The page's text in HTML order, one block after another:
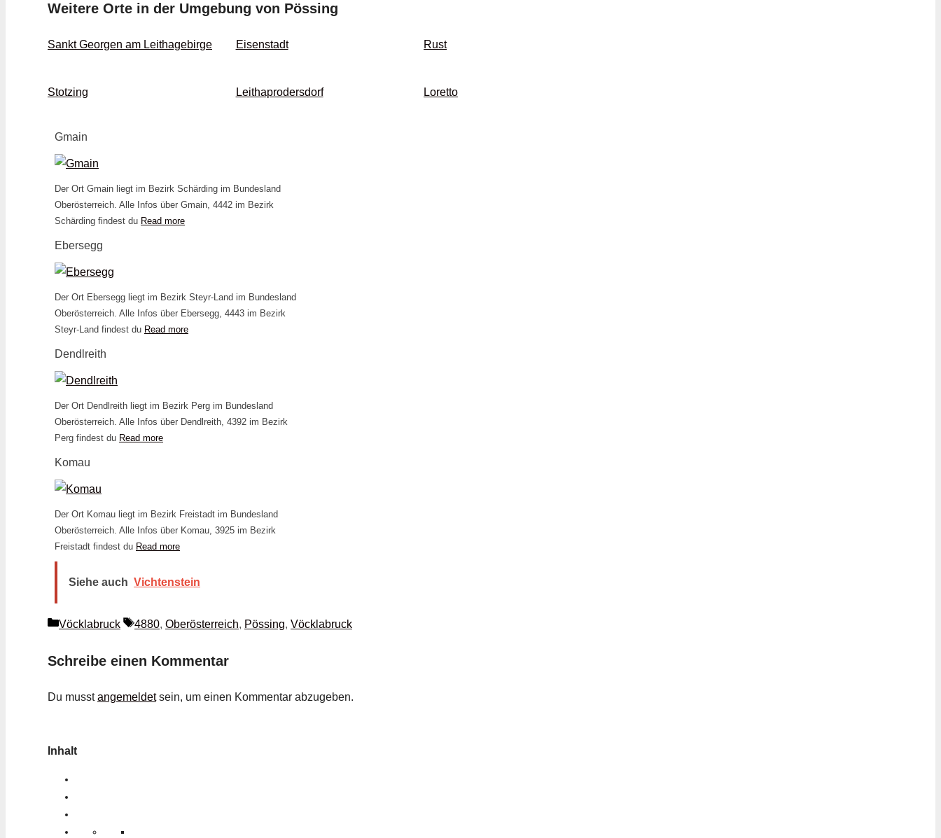
Weitere Orte in der Umgebung von Pössing
Sankt Georgen am Leithagebirge Eisenstadt Rust
Stotzing Leithaprodersdorf Loretto
Gmain
Der Ort Gmain liegt im Bezirk Schärding im Bundesland
Oberösterreich. Alle Infos über Gmain, 4442 im Bezirk
Schärding findest du Read more
Ebersegg
Der Ort Ebersegg liegt im Bezirk Steyr-Land im Bundesland
Oberösterreich. Alle Infos über Ebersegg, 4443 im Bezirk
Steyr-Land findest du Read more
Dendlreith
Der Ort Dendlreith liegt im Bezirk Perg im Bundesland
Oberösterreich. Alle Infos über Dendlreith, 4392 im Bezirk
Perg findest du Read more
Komau
Der Ort Komau liegt im Bezirk Freistadt im Bundesland
Oberösterreich. Alle Infos über Komau, 3925 im Bezirk
Freistadt findest du Read more
Siehe auch Vichtenstein
Kategorien
Vöcklabruck Schlagwörter
4880, Oberösterreich, Pössing, Vöcklabruck
Schreibe einen Kommentar
Du musstangemeldetsein, um einen Kommentar abzugeben.
Inhalt